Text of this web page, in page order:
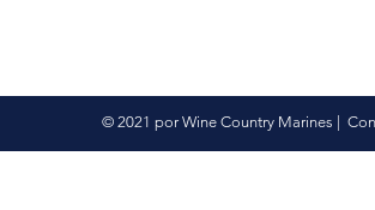
© 2021 por Wine Country Marines |